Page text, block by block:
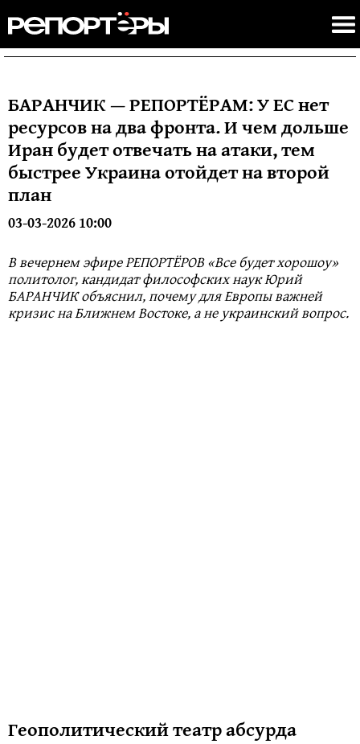
БАРАНЧИК — РЕПОРТЁРАМ: У ЕС нет
ресурсов на два фронта. И чем дольше
Иран будет отвечать на атаки, тем
быстрее Украина отойдет на второй
план
03-03-2026 10:00
В вечернем эфире РЕПОРТЁРОВ «Все будет хорошоу»
политолог, кандидат философских наук Юрий
БАРАНЧИК объяснил, почему для Европы важней
кризис на Ближнем Востоке, а не украинский вопрос.
Геополитический театр абсурда